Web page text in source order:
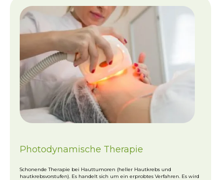
Photodynamische Therapie
Schonende Therapie bei Hauttumoren (heller Hautkrebs und
hautkrebsvorstufen). Es handelt sich um ein erprobtes Verfahren. Es wird